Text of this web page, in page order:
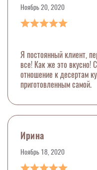
Ноябрь 20, 2020
Я постоянный клиент,
все! Как же это вкусно!
отношение к десертам
приготовленным самой.
Ирина
Ноябрь 18, 2020